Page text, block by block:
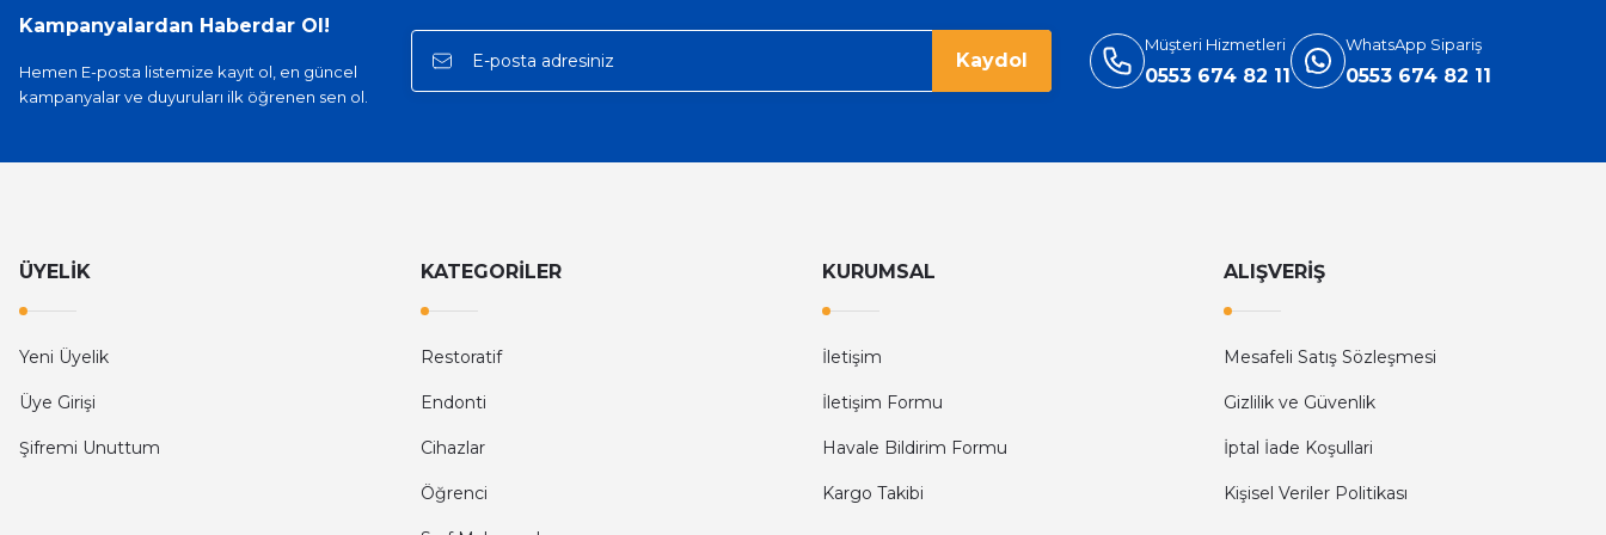
Kampanyalardan Haberdar Ol!
Hemen E-posta listemize kayıt ol, en güncel
kampanyalar ve duyuruları ilk öğrenen sen ol.
Kaydol
Müşteri Hizmetleri
0553 674 82 11
WhatsApp Sipariş
0553 674 82 11
ÜYELİK
Yeni Üyelik
Üye Girişi
Şifremi Unuttum
KATEGORİLER
Restoratif
Endonti
Cihazlar
Öğrenci
KURUMSAL
İletişim
İletişim Formu
Havale Bildirim Formu
Kargo Takibi
ALIŞVERİŞ
Mesafeli Satış Sözleşmesi
Gizlilik ve Güvenlik
İptal İade Koşullari
Kişisel Veriler Politikası